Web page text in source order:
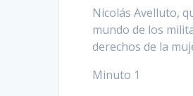
Nicolás Avelluto,
mundo de los
derechos de la
Minuto 1